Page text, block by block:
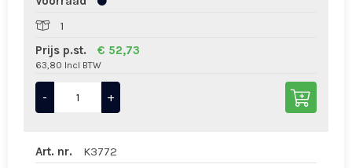
1
Prijs p.st.
€ 52,73
63,80 Incl BTW
- +
Art. nr.
K3772